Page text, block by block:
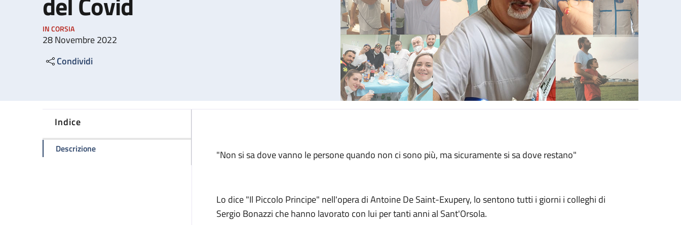
IN CORSIA
28 Novembre 2022
Condividi
Indice
Descrizionedella pagina Una cascata di ricordi. Ciao Bonny, l'infermiere vittima del Covid
"Non si sa dove vanno le persone quando non ci sono più, ma sicuramente si sa dove restano"
Lo dice "Il Piccolo Principe" nell'opera di Antoine De Saint-Exupery, lo sentono tutti i giorni i colleghi di
Sergio Bonazzi che hanno lavorato con lui per tanti anni al Sant'Orsola.